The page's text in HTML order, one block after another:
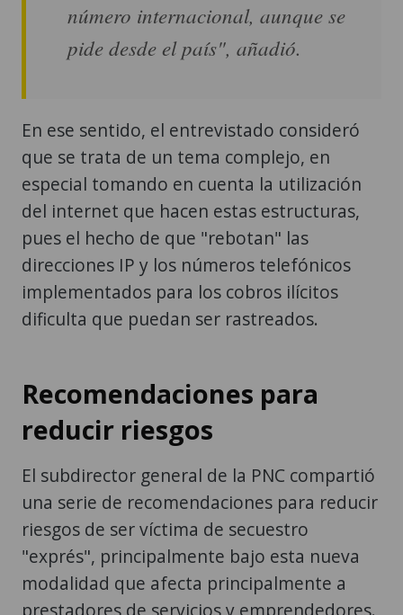
número internacional, aunque se
pide desde el país", añadió.
En ese sentido, el entrevistado consideró
que se trata de un tema complejo, en
especial tomando en cuenta la utilización
del internet que hacen estas estructuras,
pues el hecho de que "rebotan" las
direcciones IP y los números telefónicos
implementados para los cobros ilícitos
dificulta que puedan ser rastreados.
Recomendaciones para
reducir riesgos
El subdirector general de la PNC compartió
una serie de recomendaciones para reducir
riesgos de ser víctima de secuestro
"exprés", principalmente bajo esta nueva
modalidad que afecta principalmente a